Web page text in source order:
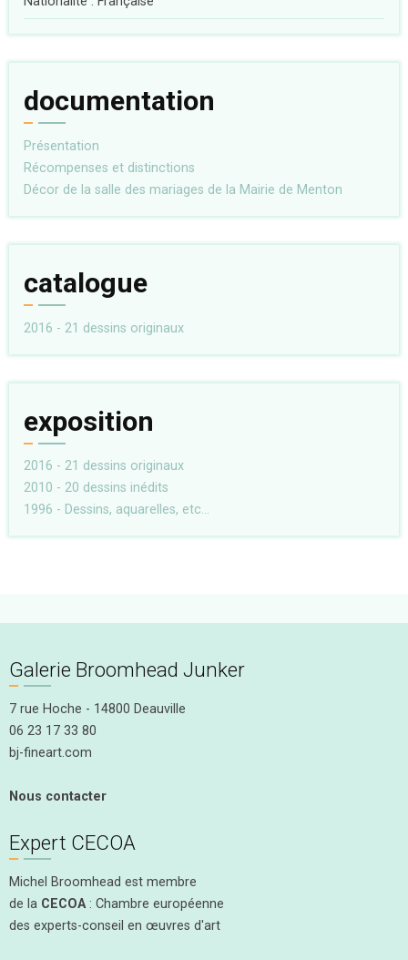
documentation
Présentation
Récompenses et distinctions
Décor de la salle des mariages de la Mairie de Menton
catalogue
2016 - 21 dessins originaux
exposition
2016 - 21 dessins originaux
2010 - 20 dessins inédits
1996 - Dessins, aquarelles, etc...
Galerie Broomhead Junker
7 rue Hoche - 14800 Deauville
06 23 17 33 80
bj-fineart.com
Nous contacter
Expert CECOA
Michel Broomhead est membre
de la CECOA: Chambre européenne
des experts-conseil en œuvres d'art